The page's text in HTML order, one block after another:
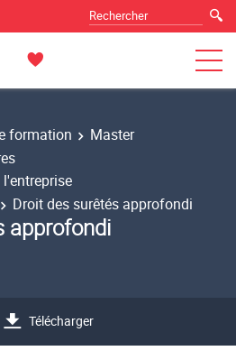
formation
Master
Droit des surêtés approfondi
approfondi
Télécharger